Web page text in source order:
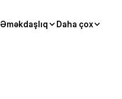
Əməkdaşlıq Daha çox